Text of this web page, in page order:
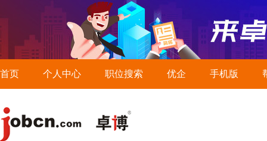
首页 个人中心 职位搜索 优企 手机版